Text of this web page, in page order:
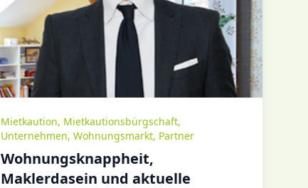
Mietkaution, Mietkautionsbürgschaft,
Unternehmen, Wohnungsmarkt, Partner
Wohnungsknappheit,
Maklerdasein und aktuelle